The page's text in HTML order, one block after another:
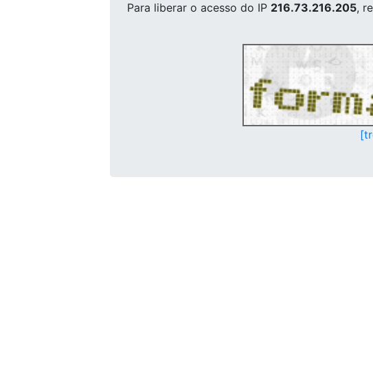
Para liberar o acesso do IP 216.73.216.205,